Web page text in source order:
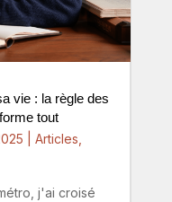
vie : la règle des
tout
Articles
j'ai croisé